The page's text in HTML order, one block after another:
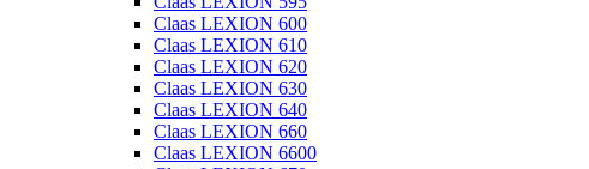
Claas LEXION 600
Claas LEXION 610
Claas LEXION 620
Claas LEXION 630
Claas LEXION 640
Claas LEXION 660
Claas LEXION 6600